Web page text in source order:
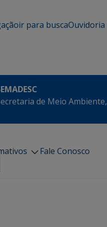
ir para buscaOuvidoria
de Meio
Fale Conosco